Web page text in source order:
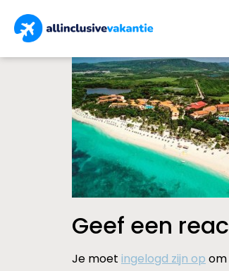
Geef een
Je moet ingelogd zijn op